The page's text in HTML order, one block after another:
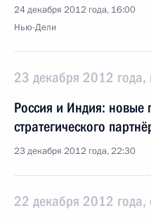
24 декабря 2012 года, 16:00
Нью-Дели
23 декабря 2012 года,
Россия и Индия: новые
стратегического
23 декабря 2012 года, 22:30
22 декабря 2012 года,